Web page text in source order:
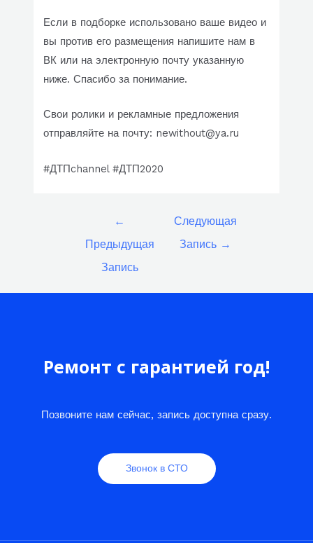
Если в подборке использовано ваше видео и
вы против его размещения напишите нам в
ВК или на электронную почту указанную
ниже. Спасибо за понимание.
Свои ролики и рекламные предложения
отправляйте на почту: newithout@ya.ru
#ДТПchannel #ДТП2020
←
Предыдущая
Запись
Следующая
Запись →
Ремонт с гарантией год!
Позвоните нам сейчас, запись доступна сразу.
Звонок в СТО